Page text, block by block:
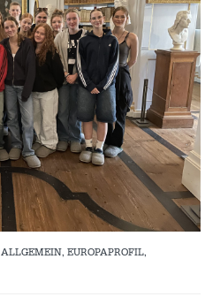
ALLGEMEIN, EUROPAPROFIL,